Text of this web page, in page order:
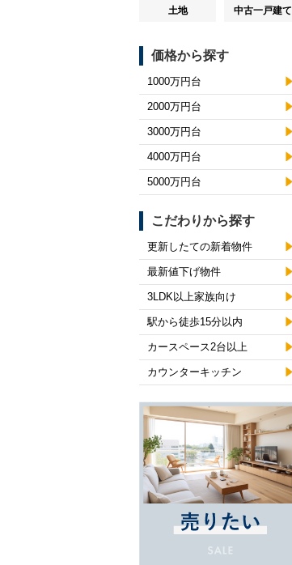
土地 中古一戸建て
価格から探す
1000万円台
2000万円台
3000万円台
4000万円台
5000万円台
こだわりから探す
更新したての新着物件
最新値下げ物件
3LDK以上家族向け
駅から徒歩15分以内
カースペース2台以上
カウンターキッチン